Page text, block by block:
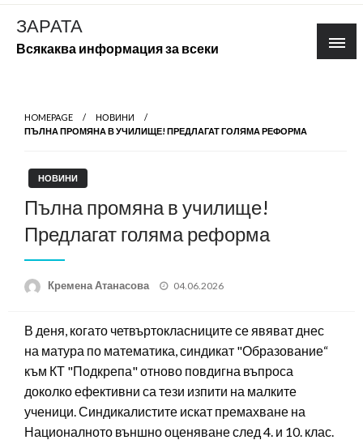
Skip
content
ЗАРАТА
Всякаква информация за всеки
HOMEPAGE
НОВИНИ
ПЪЛНА ПРОМЯНА В УЧИЛИЩЕ! ПРЕДЛАГАТ ГОЛЯМА РЕФОРМА
НОВИНИ
Пълна промяна в училище!
Предлагат голяма реформа
Кремена Атанасова
Posted
04.06.2026
В деня, когато четвъртокласниците се явяват днес
на матура по математика, синдикат "Образование“
към КТ "Подкрепа" отново повдигна въпроса
доколко ефективни са тези изпити на малките
ученици. Синдикалистите искат премахване на
Националното външно оценяване след 4. и 10. клас.